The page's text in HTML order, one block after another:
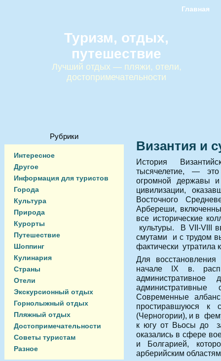
Главная
Туризм, отдых,
путешествие
Лучший отдых — пляжи, отели,
достопримечательности
Рубрики
Интересное
Другое
Информация для туристов
Города
Культура
Природа
Курорты
Путешествие
Шоппинг
Кулинария
Страны
Отели
Экскурсионный отдых
Горнолыжный отдых
Пляжный отдых
Достопримечательности
Советы туристам
Разное
Византия и
История
тысячелетие, — это
огромной державы
цивилизации,
Восточного
Арбереши,
все исторические
культуры. В VII-VIII
смутами и с трудом
фактически утратила
Для
начале IX в.
Современные
простиравшуюся к
(Черногории), и в
к югу от Вьосы до
оказались в сфере
и Болгарией,
арберийским